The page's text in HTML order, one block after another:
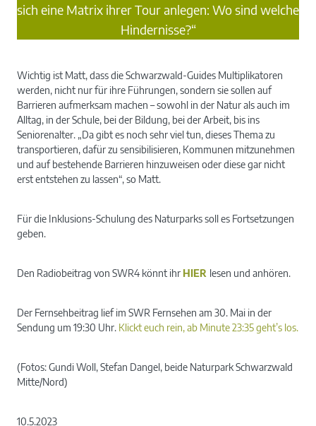
sich eine Matrix ihrer Tour anlegen: Wo sind welche
Hindernisse?“
Wichtig ist Matt, dass die Schwarzwald-Guides Multiplikatoren
werden, nicht nur für ihre Führungen, sondern sie sollen auf
Barrieren aufmerksam machen – sowohl in der Natur als auch im
Alltag, in der Schule, bei der Bildung, bei der Arbeit, bis ins
Seniorenalter. „Da gibt es noch sehr viel tun, dieses Thema zu
transportieren, dafür zu sensibilisieren, Kommunen mitzunehmen
und auf bestehende Barrieren hinzuweisen oder diese gar nicht
erst entstehen zu lassen“, so Matt.
Für die Inklusions-Schulung des Naturparks soll es Fortsetzungen
geben.
Den Radiobeitrag von SWR4 könnt ihr HIER lesen und anhören.
Der Fernsehbeitrag lief im SWR Fernsehen am 30. Mai in der
Sendung um 19:30 Uhr. Klickt euch rein, ab Minute 23:35 geht’s los.
(Fotos: Gundi Woll, Stefan Dangel, beide Naturpark Schwarzwald
Mitte/Nord)
10.5.2023